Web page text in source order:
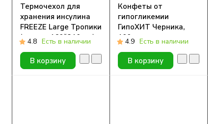
Термочехол для
хранения инсулина
FREEZE Large Тропики
(размер 160*210 мм)
4.8 Есть в наличии
В корзину
Конфеты от
гипогликемии
ГипоХИТ Черника,
100шт в зип-пакете
4.9 Есть в наличии
В корзину